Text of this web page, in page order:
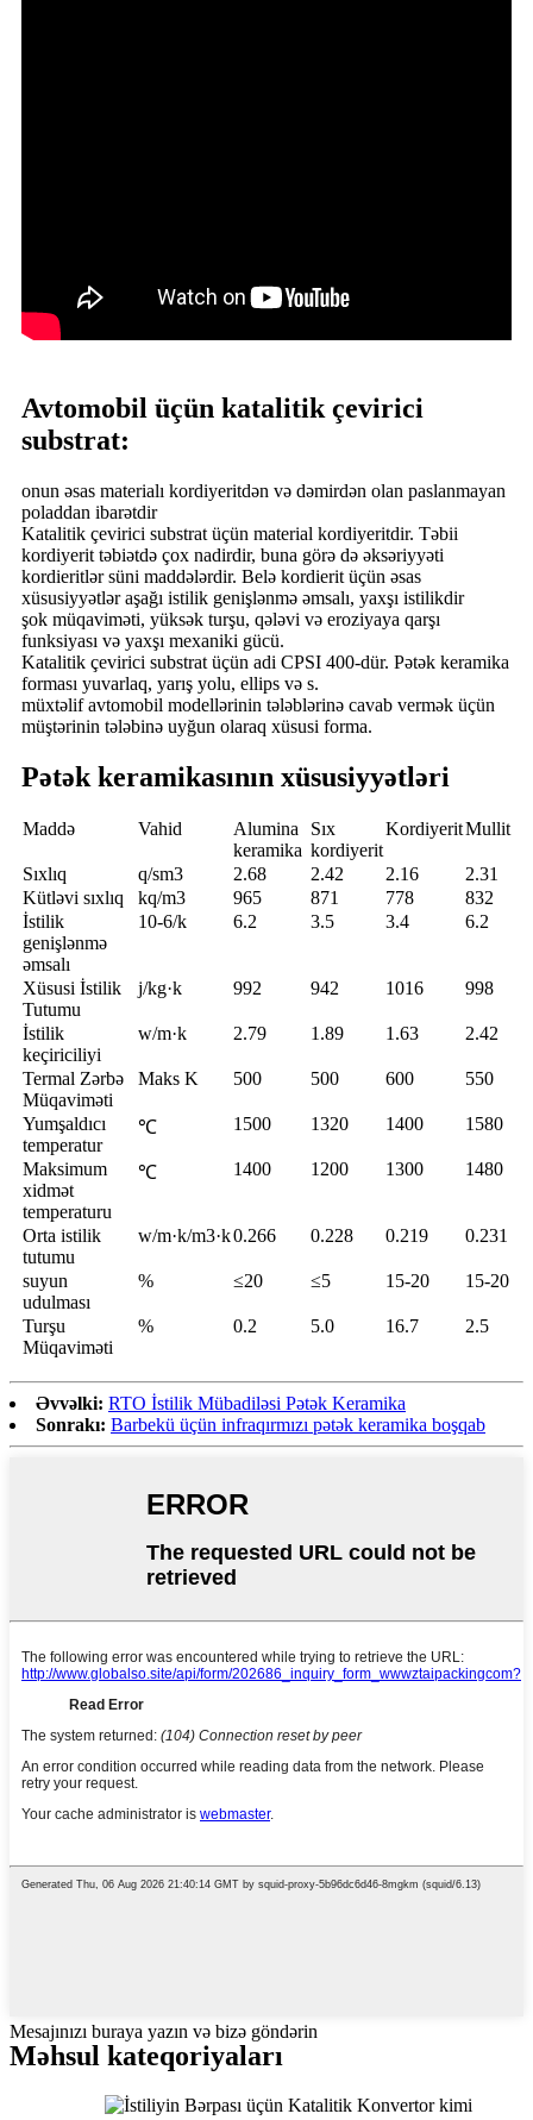
Avtomobil üçün katalitik çevirici
substrat:
onun əsas materialı kordiyeritdən və dəmirdən olan paslanmayan
poladdan ibarətdir
Katalitik çevirici substrat üçün material kordiyeritdir. Təbii
kordiyerit təbiətdə çox nadirdir, buna görə də əksəriyyəti
kordieritlər süni maddələrdir. Belə kordierit üçün əsas
xüsusiyyətlər aşağı istilik genişlənmə əmsalı, yaxşı istilikdir
şok müqaviməti, yüksək turşu, qələvi və eroziyaya qarşı
funksiyası və yaxşı mexaniki gücü.
Katalitik çevirici substrat üçün adi CPSI 400-dür. Pətək keramika
forması yuvarlaq, yarış yolu, ellips və s.
müxtəlif avtomobil modellərinin tələblərinə cavab vermək üçün
müştərinin tələbinə uyğun olaraq xüsusi forma.
Pətək keramikasının xüsusiyyətləri
Maddə Vahid
Alumina
keramika
Sıx
kordiyerit
KordiyeritMullit
Sıxlıq q/sm3 2.68 2.42 2.16
2.31
Kütləvi sıxlıq
kq/m3 965 871 778
832
İstilik
genişlənmə
əmsalı
10-6/k 6.2 3.5 3.4 6.2
Xüsusi İstilik
Tutumu
j/kg·k 992 942 1016 998
İstilik
keçiriciliyi
w/m·k 2.79 1.89 1.63 2.42
Termal Zərbə
Müqaviməti
Maks K 500 500 600 550
Yumşaldıcı
temperatur
℃ 1500 1320 1400 1580
Maksimum
xidmət
temperaturu
℃ 1400 1200 1300 1480
Orta istilik
tutumu
w/m·k/m3·k0.266 0.228 0.219 0.231
suyun
udulması
% ≤20 ≤5 15-20 15-20
Turşu
Müqaviməti
% 0.2 5.0 16.7 2.5
Əvvəlki: RTO İstilik Mübadiləsi Pətək Keramika
Sonrakı: Barbekü üçün infraqırmızı pətək keramika boşqab
Mesajınızı buraya yazın və bizə göndərin
Məhsul kateqoriyaları